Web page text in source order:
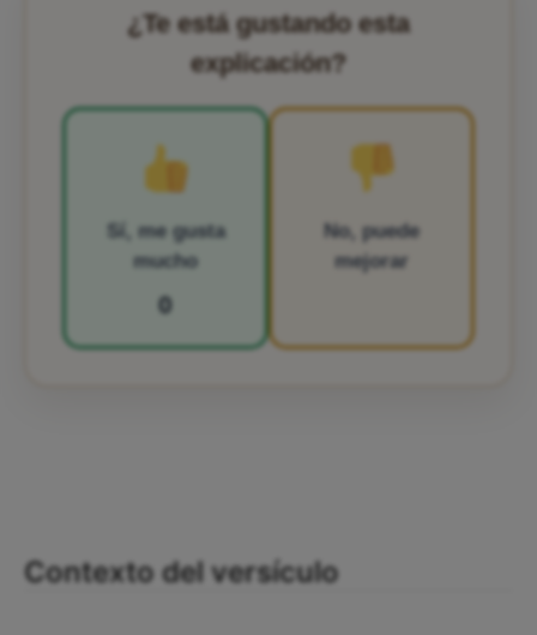
¿Te está gustando esta
explicación?
Sí, me gusta
mucho
0
No, puede
mejorar
Contexto del versículo